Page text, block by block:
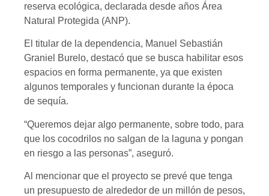
reserva ecológica, declarada desde años Área
Natural Protegida (ANP).
El titular de la dependencia, Manuel Sebastián
Graniel Burelo, destacó que se busca habilitar esos
espacios en forma permanente, ya que existen
algunos temporales y funcionan durante la época
de sequía.
“Queremos dejar algo permanente, sobre todo, para
que los cocodrilos no salgan de la laguna y pongan
en riesgo a las personas”, aseguró.
Al mencionar que el proyecto se prevé que tenga
un presupuesto de alrededor de un millón de pesos,